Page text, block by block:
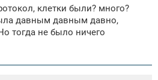
клетки были? много?
давным давным давно,
тогда не было ничего